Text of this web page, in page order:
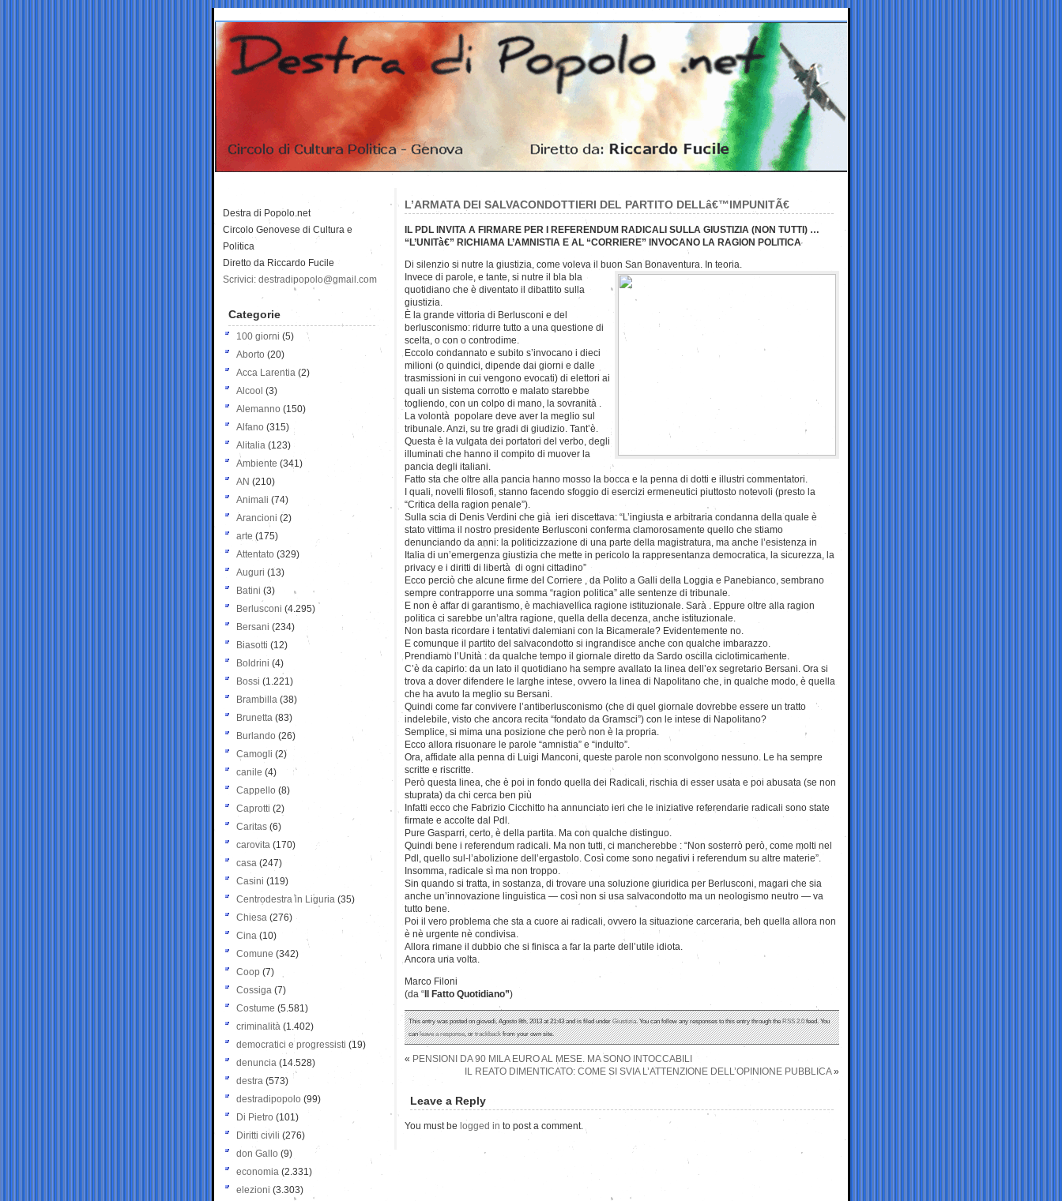
L’ARMATA DEI SALVACONDOTTIERI DEL PARTITO DELLâ€™IMPUNITÃ€
IL PDL INVITA A FIRMARE PER I REFERENDUM RADICALI SULLA GIUSTIZIA (NON TUTTI) …
“L’UNITà€” RICHIAMA L’AMNISTIA E AL “CORRIERE” INVOCANO LA RAGION POLITICA
Di silenzio si nutre la giustizia, come voleva il buon San Bonaventura. In teoria.
Invece di parole, e tante, si nutre il bla bla
quotidiano che è diventato il dibattito sulla
giustizia.
È la grande vittoria di Berlusconi e del
berlusconismo: ridurre tutto a una questione di
scelta, o con o controdime.
Eccolo condannato e subito s’invocano i dieci
milioni (o quindici, dipende dai giorni e dalle
trasmissioni in cui vengono evocati) di elettori ai
quali un sistema corrotto e malato starebbe
togliendo, con un colpo di mano, la sovranità .
La volontà popolare deve aver la meglio sul
tribunale. Anzi, su tre gradi di giudizio. Tant’è.
Questa è la vulgata dei portatori del verbo, degli
illuminati che hanno il compito di muover la
pancia degli italiani.
Fatto sta che oltre alla pancia hanno mosso la bocca e la penna di dotti e illustri commentatori.
I quali, novelli filosofi, stanno facendo sfoggio di esercizi ermeneutici piuttosto notevoli (presto la
“Critica della ragion penale”).
Sulla scia di Denis Verdini che già ieri discettava: “L’ingiusta e arbitraria condanna della quale è
stato vittima il nostro presidente Berlusconi conferma clamorosamente quello che stiamo
denunciando da anni: la politicizzazione di una parte della magistratura, ma anche l’esistenza in
Italia di un’emergenza giustizia che mette in pericolo la rappresentanza democratica, la sicurezza, la
privacy e i diritti di libertà di ogni cittadino”
Ecco perciò che alcune firme del Corriere , da Polito a Galli della Loggia e Panebianco, sembrano
sempre contrapporre una somma “ragion politica” alle sentenze di tribunale.
E non è affar di garantismo, è machiavellica ragione istituzionale. Sarà . Eppure oltre alla ragion
politica ci sarebbe un’altra ragione, quella della decenza, anche istituzionale.
Non basta ricordare i tentativi dalemiani con la Bicamerale? Evidentemente no.
E comunque il partito del salvacondotto si ingrandisce anche con qualche imbarazzo.
Prendiamo l’Unità : da qualche tempo il giornale diretto da Sardo oscilla ciclotimicamente.
C’è da capirlo: da un lato il quotidiano ha sempre avallato la linea dell’ex segretario Bersani. Ora si
trova a dover difendere le larghe intese, ovvero la linea di Napolitano che, in qualche modo, è quella
che ha avuto la meglio su Bersani.
Quindi come far convivere l’antiberlusconismo (che di quel giornale dovrebbe essere un tratto
indelebile, visto che ancora recita “fondato da Gramsci”) con le intese di Napolitano?
Semplice, si mima una posizione che però non è la propria.
Ecco allora risuonare le parole “amnistia” e “indulto”.
Ora, affidate alla penna di Luigi Manconi, queste parole non sconvolgono nessuno. Le ha sempre
scritte e riscritte.
Però questa linea, che è poi in fondo quella dei Radicali, rischia di esser usata e poi abusata (se non
stuprata) da chi cerca ben più
Infatti ecco che Fabrizio Cicchitto ha annunciato ieri che le iniziative referendarie radicali sono state
firmate e accolte dal Pdl.
Pure Gasparri, certo, è della partita. Ma con qualche distinguo.
Quindi bene i referendum radicali. Ma non tutti, ci mancherebbe : “Non sosterrò però, come molti nel
Pdl, quello sul-l’abolizione dell’ergastolo. Così come sono negativi i referendum su altre materie”.
Insomma, radicale sì ma non troppo.
Sin quando si tratta, in sostanza, di trovare una soluzione giuridica per Berlusconi, magari che sia
anche un’innovazione linguistica — così non si usa salvacondotto ma un neologismo neutro — va
tutto bene.
Poi il vero problema che sta a cuore ai radicali, ovvero la situazione carceraria, beh quella allora non
è nè urgente nè condivisa.
Allora rimane il dubbio che si finisca a far la parte dell’utile idiota.
Ancora una volta.
Marco Filoni
(da “ Il Fatto Quotidiano”)
This entry was posted on giovedì, Agosto 8th, 2013 at 21:43 and is filed underGiustizia. You can follow any responses to this entry through theRSS 2.0feed. You
canleave a response, ortrackbackfrom your own site.
« PENSIONI DA 90 MILA EURO AL MESE. MA SONO INTOCCABILI
IL REATO DIMENTICATO: COME SI SVIA L’ATTENZIONE DELL’OPINIONE PUBBLICA»
Leave a Reply
You must be logged in to post a comment.
Destra di Popolo.net
Circolo Genovese di Cultura e
Politica
Diretto da Riccardo Fucile
Scrivici: destradipopolo@gmail.com
Categorie
100 giorni (5)
Aborto (20)
Acca Larentia (2)
Alcool (3)
Alemanno (150)
Alfano (315)
Alitalia (123)
Ambiente (341)
AN (210)
Animali (74)
Arancioni (2)
arte (175)
Attentato (329)
Auguri (13)
Batini (3)
Berlusconi (4.295)
Bersani (234)
Biasotti (12)
Boldrini (4)
Bossi (1.221)
Brambilla (38)
Brunetta (83)
Burlando (26)
Camogli (2)
canile (4)
Cappello (8)
Caprotti (2)
Caritas (6)
carovita (170)
casa (247)
Casini (119)
Centrodestra in Liguria (35)
Chiesa (276)
Cina (10)
Comune (342)
Coop (7)
Cossiga (7)
Costume (5.581)
criminalità (1.402)
democratici e progressisti (19)
denuncia (14.528)
destra (573)
destradipopolo (99)
Di Pietro (101)
Diritti civili (276)
don Gallo (9)
economia (2.331)
elezioni (3.303)